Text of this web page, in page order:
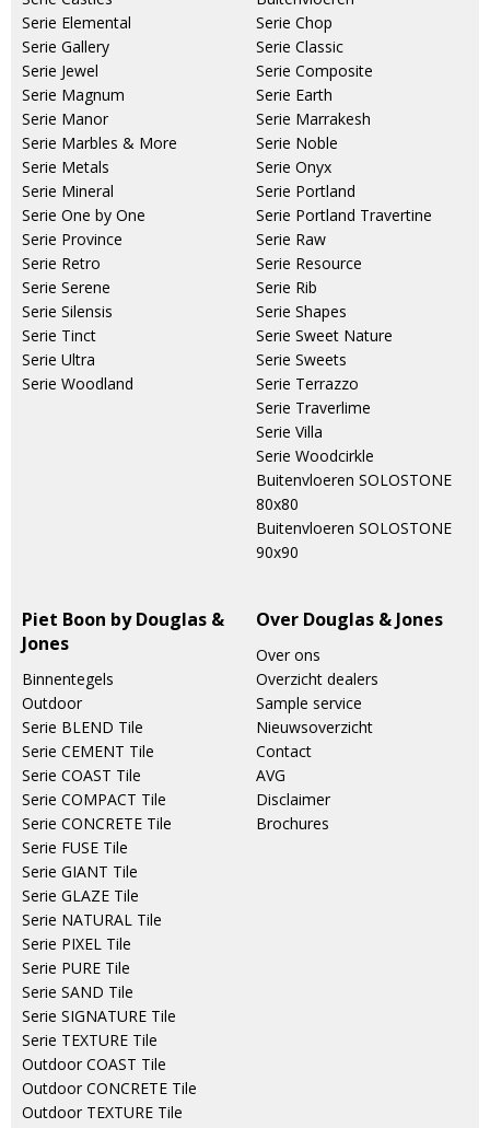
Serie Elemental
Serie Gallery
Serie Jewel
Serie Magnum
Serie Manor
Serie Marbles & More
Serie Metals
Serie Mineral
Serie One by One
Serie Province
Serie Retro
Serie Serene
Serie Silensis
Serie Tinct
Serie Ultra
Serie Woodland
Serie Chop
Serie Classic
Serie Composite
Serie Earth
Serie Marrakesh
Serie Noble
Serie Onyx
Serie Portland
Serie Portland Travertine
Serie Raw
Serie Resource
Serie Rib
Serie Shapes
Serie Sweet Nature
Serie Sweets
Serie Terrazzo
Serie Traverlime
Serie Villa
Serie Woodcirkle
Buitenvloeren SOLOSTONE
80x80
Buitenvloeren SOLOSTONE
90x90
Piet Boon by Douglas &
Jones
Binnentegels
Outdoor
Serie BLEND Tile
Serie CEMENT Tile
Serie COAST Tile
Serie COMPACT Tile
Serie CONCRETE Tile
Serie FUSE Tile
Serie GIANT Tile
Serie GLAZE Tile
Serie NATURAL Tile
Serie PIXEL Tile
Serie PURE Tile
Serie SAND Tile
Serie SIGNATURE Tile
Serie TEXTURE Tile
Outdoor COAST Tile
Outdoor CONCRETE Tile
Outdoor TEXTURE Tile
Over Douglas & Jones
Over ons
Overzicht dealers
Sample service
Nieuwsoverzicht
Contact
AVG
Disclaimer
Brochures